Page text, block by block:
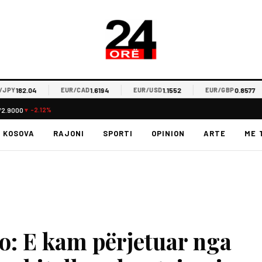
EUR/CAD1.6194 EUR/USD1.1552 EUR/GBP0.8577
▼ -2.12%
KOSOVA RAJONI SPORTI OPINION ARTE ME
E kam përjetuar nga